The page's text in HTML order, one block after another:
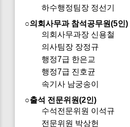
하수행정팀장 정선기
○의회사무과 참석공무원(5인)
의회사무과장 신용철
의사팀장 장정규
행정7급 한은교
행정7급 진호균
속기사 남궁송이
○출석 전문위원(2인)
수석전문위원 이석규
전문위원 박상헌